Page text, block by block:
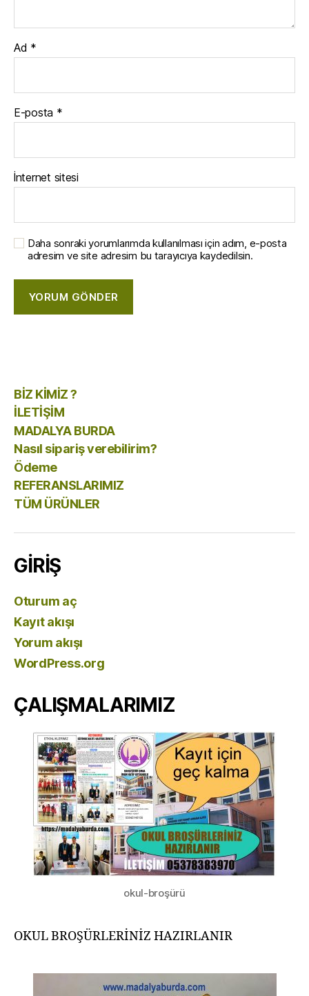
Ad *
E-posta *
İnternet sitesi
Daha sonraki yorumlarımda kullanılması için adım, e-posta
adresim ve site adresim bu tarayıcıya kaydedilsin.
BİZ KİMİZ ?
İLETİŞİM
MADALYA BURDA
Nasıl sipariş verebilirim?
Ödeme
REFERANSLARIMIZ
TÜM ÜRÜNLER
GİRİŞ
Oturum aç
Kayıt akışı
Yorum akışı
WordPress.org
ÇALIŞMALARIMIZ
okul-broşürü
OKUL BROŞÜRLERİNİZ HAZIRLANIR